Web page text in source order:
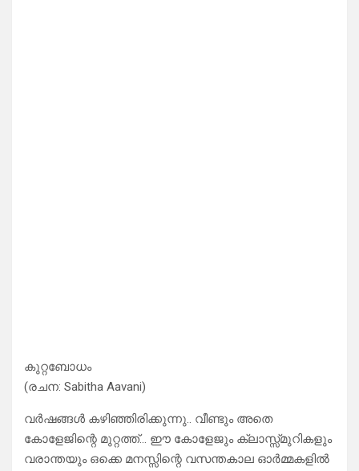
കുറ്റബോധം
(രചന: Sabitha Aavani)
വർഷങ്ങൾ കഴിഞ്ഞിരിക്കുന്നു.. വീണ്ടും അതെ
കോളേജിന്റെ മുറ്റത്ത്… ഈ കോളേജും ക്ലാസ്സ്‌മുറികളും
വരാന്തയും ഒക്കെ മനസ്സിന്റെ വസന്തകാല ഓർമ്മകളിൽ